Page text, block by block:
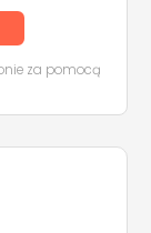
za pomocą